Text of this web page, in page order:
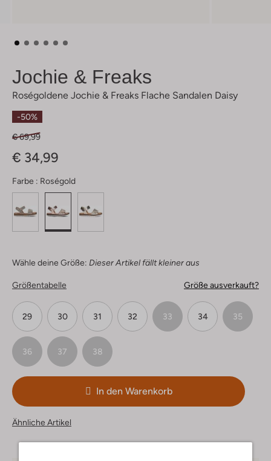
Jochie & Freaks
Roségoldene Jochie & Freaks Flache Sandalen Daisy
-50%
€ 69,99
€ 34,99
Farbe : Roségold
Wähle deine Größe: Dieser Artikel fällt kleiner aus
Größentabelle Größe ausverkauft?
29 30 31 32 33 34 35
36 37 38
In den Warenkorb
Ähnliche Artikel